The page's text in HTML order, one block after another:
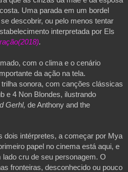
Uma parada em um bordel
descobrir, ou pelo menos tentar
interpretada por Els
.
com o clima e o cenário
da ação na tela.
sonora, com canções clássicas
e 4 Non Blondes, ilustrando
Gerhl, de Anthony and the
dois intérpretes, a começar por Mya
papel no cinema está aqui, e
cru de seu personagem. O
fronteiras, desconhecido ou pouco